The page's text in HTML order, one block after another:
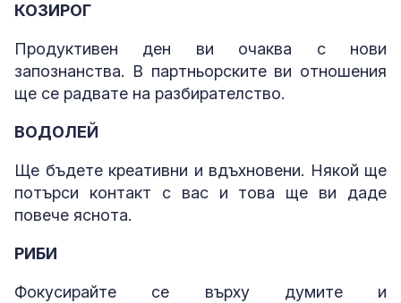
КОЗИРОГ
Продуктивен ден ви очаква с нови
запознанства. В партньорските ви отношения
ще се радвате на разбирателство.
ВОДОЛЕЙ
Ще бъдете креативни и вдъхновени. Някой ще
потърси контакт с вас и това ще ви даде
повече яснота.
РИБИ
Фокусирайте се върху думите и